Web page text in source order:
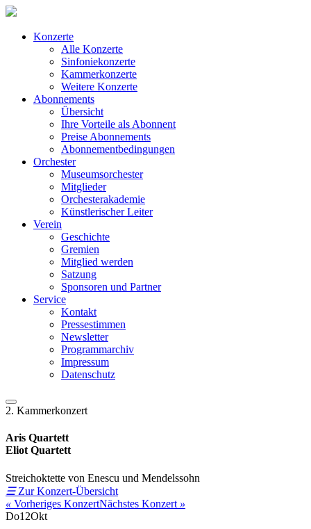
Konzerte
Alle Konzerte
Sinfoniekonzerte
Kammerkonzerte
Weitere Konzerte
Abonnements
Übersicht
Ihre Vorteile als Abonnent
Preise Abonnements
Abonnementbedingungen
Orchester
Museumsorchester
Mitglieder
Orchesterakademie
Künstlerischer Leiter
Verein
Geschichte
Gremien
Mitglied werden
Satzung
Sponsoren und Partner
Service
Kontakt
Pressestimmen
Newsletter
Programmarchiv
Impressum
Datenschutz
2. Kammerkonzert
Aris Quartett
Eliot Quartett
Streichoktette von Enescu und Mendelssohn
☰Zur Konzert-Übersicht
« Vorheriges KonzertNächstes Konzert »
Do12Okt